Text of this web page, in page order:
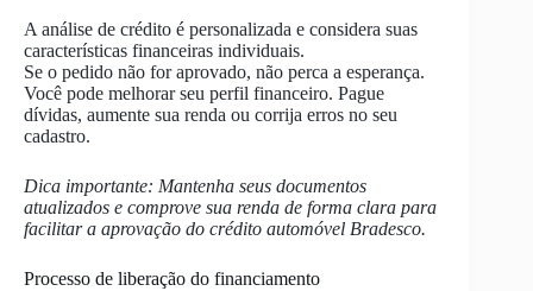
A análise de crédito é personalizada e considera suas
características financeiras individuais.
Se o pedido não for aprovado, não perca a esperança.
Você pode melhorar seu perfil financeiro. Pague
dívidas, aumente sua renda ou corrija erros no seu
cadastro.
Dica importante: Mantenha seus documentos
atualizados e comprove sua renda de forma clara para
facilitar a aprovação do crédito automóvel Bradesco.
Processo de liberação do financiamento